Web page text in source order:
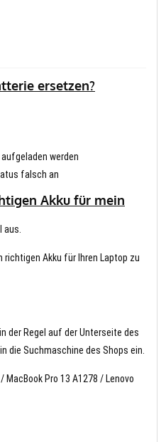
ersetzen?
werden
falsch an
Akku für mein
Akku für Ihren Laptop zu
der Regel auf der Unterseite des
die Suchmaschine des Shops ein.
MacBook Pro 13 A1278 / Lenovo